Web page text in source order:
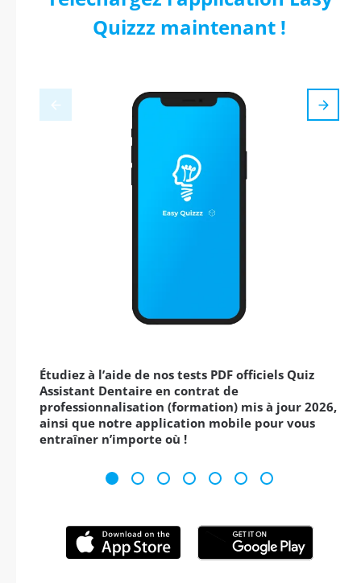
Quizzz maintenant !
Étudiez à l’aide de nos tests PDF officiels Quiz
Assistant Dentaire en contrat de
professionnalisation (formation) mis à jour 2026,
ainsi que notre application mobile pour vous
entraîner n’importe où !